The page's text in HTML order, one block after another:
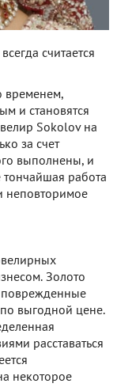
считается
временем,
и становятся
Sokolov на
за счет
выполнены, и
тончайшая работа
неповторимое
Золото
поврежденные
выгодной цене.
расставаться
некоторое